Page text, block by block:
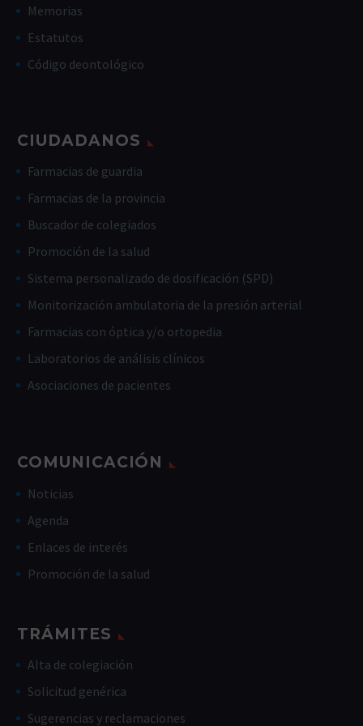
Memorias
Estatutos
Código deontológico
CIUDADANOS
Farmacias de guardia
Farmacias de la provincia
Buscador de colegiados
Promoción de la salud
Sistema personalizado de dosificación (SPD)
Monitorización ambulatoria de la presión arterial
Farmacias con óptica y/o ortopedia
Laboratorios de análisis clínicos
Asociaciones de pacientes
COMUNICACIÓN
Noticias
Agenda
Enlaces de interés
Promoción de la salud
TRÁMITES
Alta de colegiación
Solicitud genérica
Sugerencias y reclamaciones